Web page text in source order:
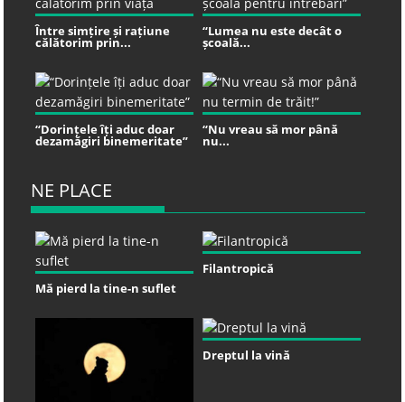
Între simțire și rațiune
călătorim prin...
“Lumea nu este decât o
școală...
“Dorințele îți aduc doar
dezamăgiri binemeritate”
“Nu vreau să mor până
nu...
NE PLACE
Mă pierd la tine-n suflet
Filantropică
Dreptul la vină